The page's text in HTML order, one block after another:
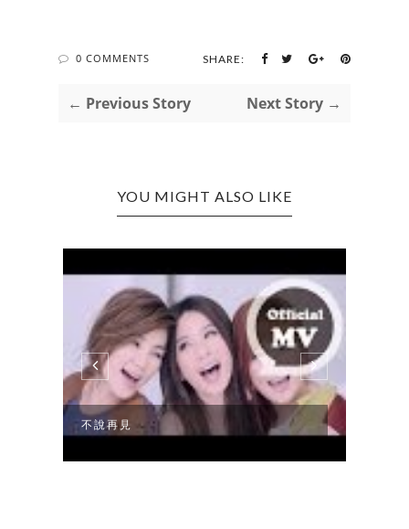
0 COMMENTS SHARE:
← Previous Story Next Story →
YOU MIGHT ALSO LIKE
不說再見